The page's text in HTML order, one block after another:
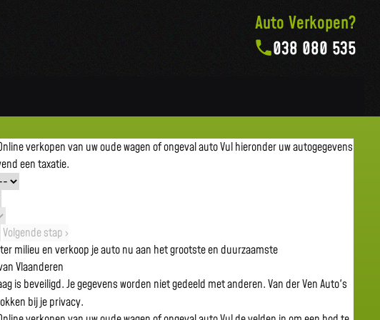
Auto Verkopen?
038 080 535
verkopen van uw oude wagen of ongeval autoVul hieronder uw autogegevens
een taxatie.
Volgende stap ›
milieu en verkoop je auto nu aan het grootste en duurzaamste
Vlaanderen
is beveiligd. Je gegevens worden niet gedeeld met anderen. Van der Ven Auto's
bij je privacy.